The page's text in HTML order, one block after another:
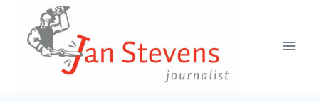
Doorgaan
inhoud